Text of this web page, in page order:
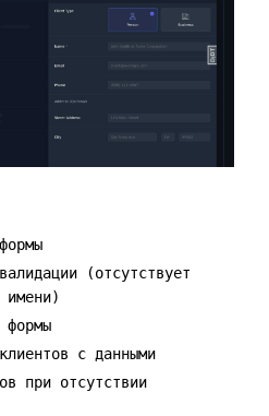
(отсутствует
имени)
формы
с данными
при отсутствии